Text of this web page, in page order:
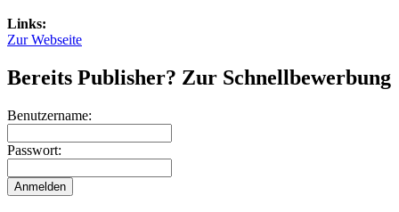
Links:
Zur Webseite
Bereits Publisher? Zur Schnellbewerbung
Benutzername:
Passwort: